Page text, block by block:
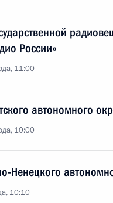
России»
11:00
автономного
10:00
Ненецкого
10:10